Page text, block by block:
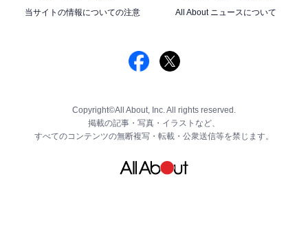
当サイトの情報についての注意
All About ニュースについて
Copyright©All About, Inc. All rights reserved.
掲載の記事・写真・イラストなど、
すべてのコンテンツの無断複写・転載・公衆送信等を禁じます。